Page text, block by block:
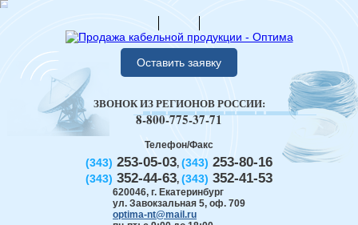
Оставить заявку
Телефон/Факс
(343) 253-05-03, (343) 253-80-16
(343) 352-44-63, (343) 352-41-53
620046, г. Екатеринбург
ул. Завокзальная 5, оф. 709
optima-nt@mail.ru
ЗВОНОК ИЗ РЕГИОНОВ РОССИИ:
8-800-775-37-71